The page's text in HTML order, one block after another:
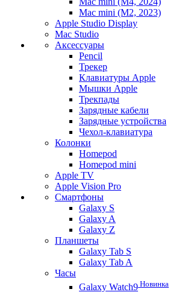
Mac mini (M2, 2023)
Apple Studio Display
Mac Studio
Аксессуары
Pencil
Трекер
Клавиатуры Apple
Мышки Apple
Трекпады
Зарядные кабели
Зарядные устройства
Чехол-клавиатура
Колонки
Homepod
Homepod mini
Apple TV
Apple Vision Pro
Смартфоны
Galaxy S
Galaxy A
Galaxy Z
Планшеты
Galaxy Tab S
Galaxy Tab A
Часы
Galaxy Watch9 Новинка